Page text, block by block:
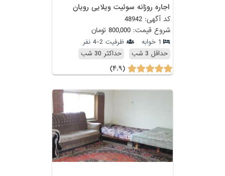
اجاره روزانه سوئیت ویلایی رویان
کد آگهی: 48942
شروع قیمت: 800,000 تومان
1 خوابه
ظرفیت 2-4 نفر
حداقل 3 شب
حداکثر 30 شب
(۴.۹)